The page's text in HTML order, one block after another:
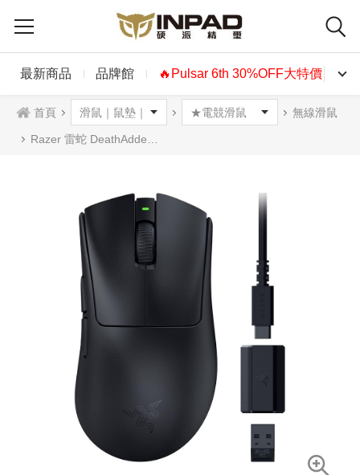
最新商品 品牌館 🔥Pulsar 6th 30%OFF大特價🔥
首頁 無線滑鼠
Razer 雷蛇 DeathAdder V3 HyperSpeed 煉獄奎蛇 無線光學滑鼠